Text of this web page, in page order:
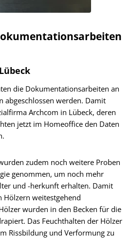
die Dokumentationsarbeiten an
abgeschlossen werden. Damit
Archcom in Lübeck, deren
jetzt im Homeoffice den Daten
zudem noch weitere Proben
genommen, um noch mehr
und -herkunft erhalten. Damit
Hölzern weitestgehend
wurden in den Becken für die
Das Feuchthalten der Hölzer
Rissbildung und Verformung zu